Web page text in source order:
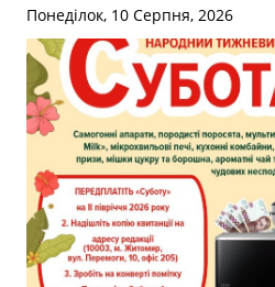
Понеділок, 10 Серпня, 2026